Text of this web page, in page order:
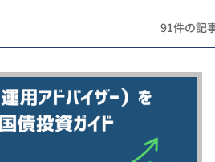
91件の記